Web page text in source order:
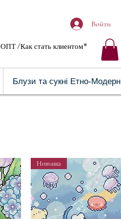
Войти
ОПТ /Как стать клиентом*
ГАЛЕРЕЯ
Блузи та сукні Етно-
Новинка